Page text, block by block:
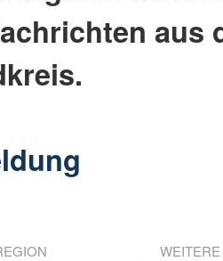
aus